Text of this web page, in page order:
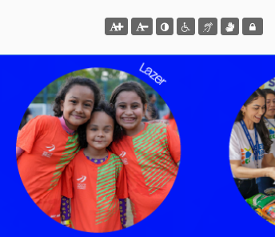
Ação para aumentar tamanho da
Ação para diminuir tamaho da
Ação para aplicar auto
Acessar página
Acessar página
Acessar